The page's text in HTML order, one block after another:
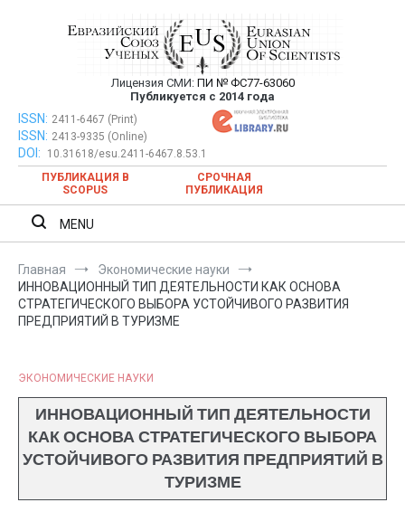
Евразийский Союз Ученых —
публикация научных статей в
ежемесячном научном журнале
Лицензия СМИ: ПИ № ФС77-63060
Публикуется с 2014 года
Евразийский Союз Ученых — публикация научных статей в
ежемесячном научном журнале
ISSN: 2411-6467 (Print)
ISSN: 2413-9335 (Online)
DOI:
10.31618/esu.2411-6467.8.53.1
ПУБЛИКАЦИЯ В
SCOPUS
СРОЧНАЯ
ПУБЛИКАЦИЯ
MENU
Главная
Экономические науки
ИННОВАЦИОННЫЙ ТИП ДЕЯТЕЛЬНОСТИ КАК ОСНОВА
СТРАТЕГИЧЕСКОГО ВЫБОРА УСТОЙЧИВОГО РАЗВИТИЯ
ПРЕДПРИЯТИЙ В ТУРИЗМЕ
ЭКОНОМИЧЕСКИЕ НАУКИ
ИННОВАЦИОННЫЙ ТИП ДЕЯТЕЛЬНОСТИ
КАК ОСНОВА СТРАТЕГИЧЕСКОГО ВЫБОРА
УСТОЙЧИВОГО РАЗВИТИЯ ПРЕДПРИЯТИЙ В
ТУРИЗМЕ